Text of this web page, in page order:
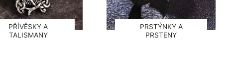
PŘÍVĚSKY A
TALISMANY
PRSTÝNKY A
PRSTENY